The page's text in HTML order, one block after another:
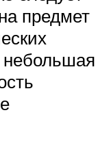
предмет